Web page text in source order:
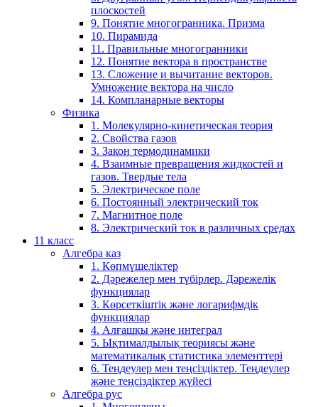
плоскостей
9. Понятие многогранника. Призма
10. Пирамида
11. Правильные многогранники
12. Понятие вектора в пространстве
13. Сложение и вычитание векторов.
Умножение вектора на число
14. Компланарные векторы
Физика
1. Молекулярно-кинетическая теория
2. Свойства газов
3. Закон термодинамики
4. Взаимные превращения жидкостей и
газов. Твердые тела
5. Электрическое поле
6. Постоянный электрический ток
7. Магнитное поле
8. Электрический ток в различных средах
11 класс
Алгебра каз
1. Көпмүшеліктер
2. Дәрежелер мен түбірлер. Дәрежелік
функциялар
3. Көрсеткіштік және логарифмдік
функциялар
4. Алғашқы және интеграл
5. Ықтималдылық теориясы және
математикалық статистика элементтері
6. Теңдеулер мен теңсіздіктер. Теңдеулер
және теңсіздіктер жүйесі
Алгебра рус